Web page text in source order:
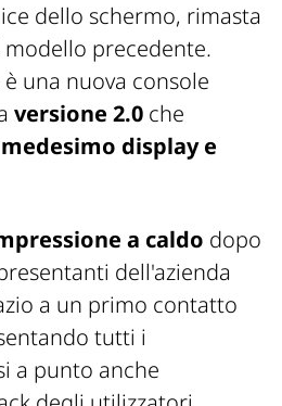
dello schermo, rimasta
precedente.
una nuova console
versione 2.0 che
medesimo display e
a caldo dopo
dell'azienda
a un primo contatto
tutti i
a punto anche